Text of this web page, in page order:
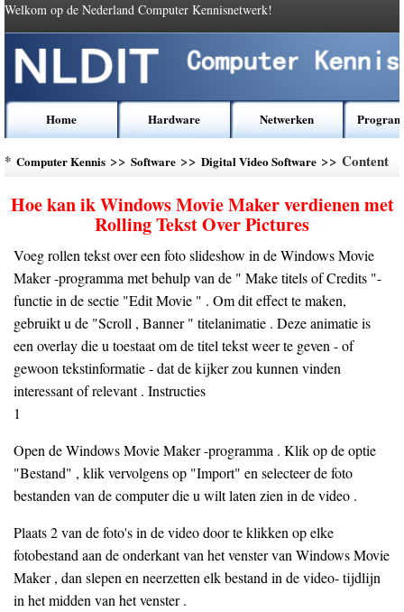
Welkom op de Nederland Computer Kennisnetwerk!
Home Hardware Netwerken
* Computer Kennis >> Software >> Digital Video Software >> Content
Hoe kan ik Windows Movie Maker verdienen met
Rolling Tekst Over Pictures
Voeg rollen tekst over een foto slideshow in de Windows Movie
Maker -programma met behulp van de " Make titels of Credits "-
functie in de sectie "Edit Movie " . Om dit effect te maken,
gebruikt u de "Scroll , Banner " titelanimatie . Deze animatie is
een overlay die u toestaat om de titel tekst weer te geven - of
gewoon tekstinformatie - dat de kijker zou kunnen vinden
interessant of relevant . Instructies
1
Open de Windows Movie Maker -programma . Klik op de optie
"Bestand" , klik vervolgens op "Import" en selecteer de foto
bestanden van de computer die u wilt laten zien in de video .
Plaats 2 van de foto's in de video door te klikken op elke
fotobestand aan de onderkant van het venster van Windows Movie
Maker , dan slepen en neerzetten elk bestand in de video- tijdlijn
in het midden van het venster .